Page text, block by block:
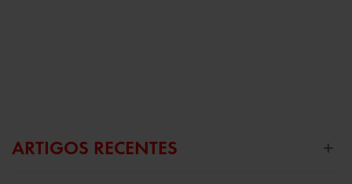
ARTIGOS RECENTES